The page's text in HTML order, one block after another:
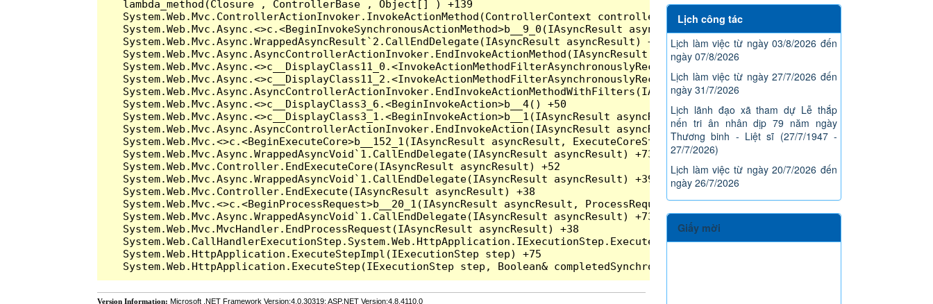
Lịch công tác
Lịch làm việc từ ngày 03/8/2026 đến
ngày 07/8/2026
Lịch làm việc từ ngày 27/7/2026 đến
ngày 31/7/2026
Lịch lãnh đạo xã tham dự Lễ thắp
nến tri ân nhân dịp 79 năm ngày
Thương binh - Liệt sĩ (27/7/1947 -
27/7/2026)
Lịch làm việc từ ngày 20/7/2026 đến
ngày 26/7/2026
Giấy mời